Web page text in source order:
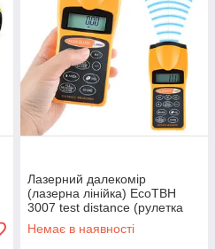
Лазерний далекомір
(лазерна лінійка) EcoTBH
3007 test distance (рулетка
ультразвукова) EM-99
Немає в наявності